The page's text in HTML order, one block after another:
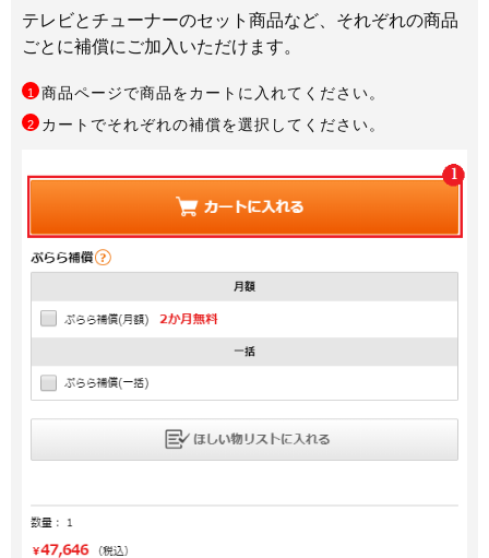
テレビとチューナーのセット商品など、それぞれの商品
ごとに補償にご加入いただけます。
1 商品ページで商品をカートに入れてください。
2 カートでそれぞれの補償を選択してください。